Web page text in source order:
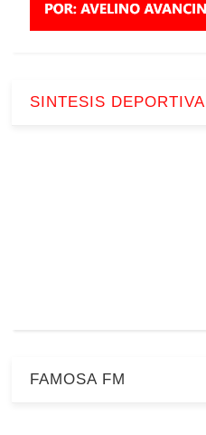
SINTESIS DEPORTIVA
FAMOSA FM